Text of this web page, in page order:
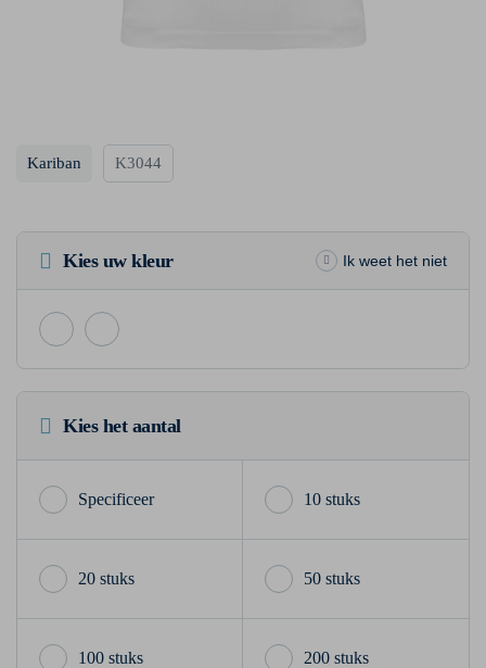
Kariban K3044
Kies uw kleur Ik weet het niet
Kies het aantal
10 stuks
20 stuks 50 stuks
100 stuks 200 stuks